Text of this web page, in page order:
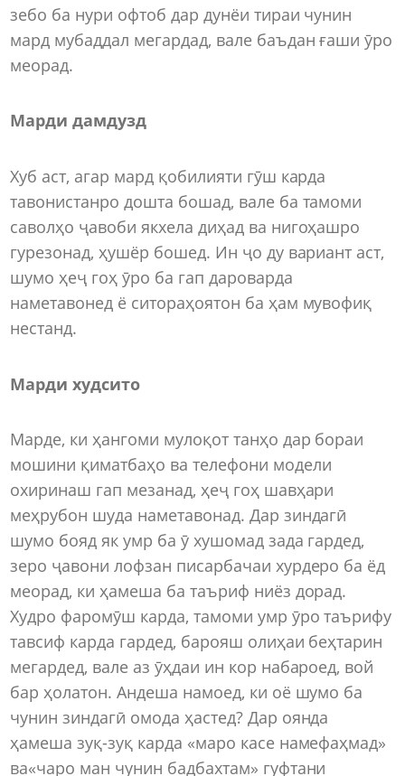
зебо ба нури офтоб дар дунёи тираи чунин
мард мубаддал мегардад, вале баъдан ғаши ӯро
меорад.
Марди дамдузд
Хуб аст, агар мард қобилияти гӯш карда
тавонистанро дошта бошад, вале ба тамоми
саволҳо ҷавоби якхела диҳад ва нигоҳашро
гурезонад, ҳушёр бошед. Ин ҷо ду вариант аст,
шумо ҳеҷ гоҳ ӯро ба гап дароварда
наметавонед ё ситораҳоятон ба ҳам мувофиқ
нестанд.
Марди худсито
Марде, ки ҳангоми мулоқот танҳо дар бораи
мошини қиматбаҳо ва телефони модели
охиринаш гап мезанад, ҳеҷ гоҳ шавҳари
меҳрубон шуда наметавонад. Дар зиндагӣ
шумо бояд як умр ба ӯ хушомад зада гардед,
зеро ҷавони лофзан писарбачаи хурдеро ба ёд
меорад, ки ҳамеша ба таъриф ниёз дорад.
Худро фаромӯш карда, тамоми умр ӯро таърифу
тавсиф карда гардед, барояш олиҳаи беҳтарин
мегардед, вале аз ӯҳдаи ин кор набароед, вой
бар ҳолатон. Андеша намоед, ки оё шумо ба
чунин зиндагӣ омода ҳастед? Дар оянда
ҳамеша зуқ-зуқ карда «маро касе намефаҳмад»
ва«чаро ман чунин бадбахтам» гуфтани